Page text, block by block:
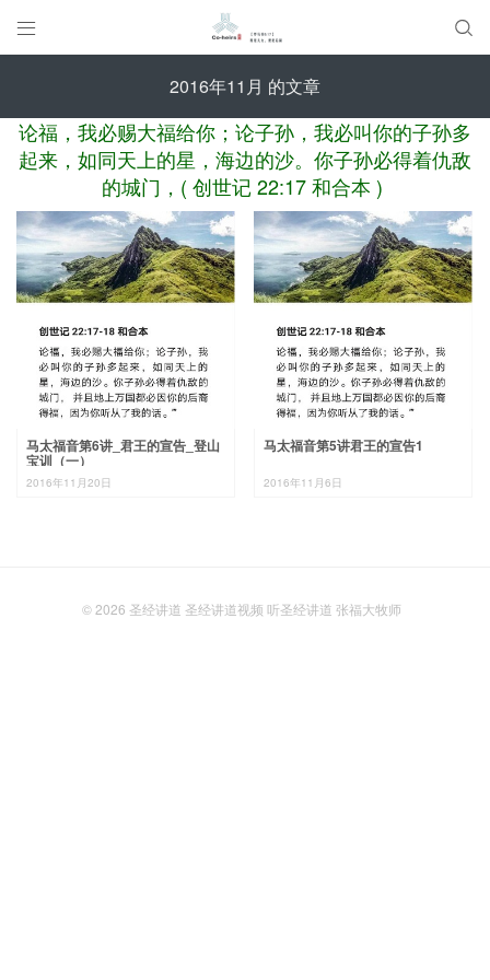
 
2016年11月 的文章
论福，我必赐大福给你；论子孙，我必叫你的子孙多
起来，如同天上的星，海边的沙。你子孙必得着仇敌
的城门，( 创世记 22:17 和合本 )
马太福音第6讲_君王的宣告_登山
宝训（一）
2016年11月20日
马太福音第5讲君王的宣告1
2016年11月6日
© 2026 圣经讲道 圣经讲道视频 听圣经讲道 张福大牧师